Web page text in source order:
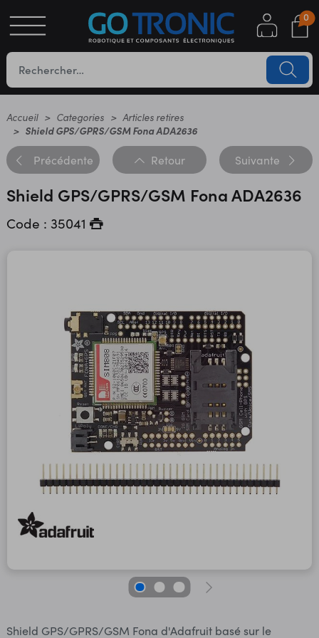
0
Accueil Categories
Articles retires
Shield GPS/GPRS/GSM Fona ADA2636
Précédente Retour Suivante
Shield GPS/GPRS/GSM Fona ADA2636
Code : 35041
Shield GPS/GPRS/GSM Fona d'Adafruit basé sur le